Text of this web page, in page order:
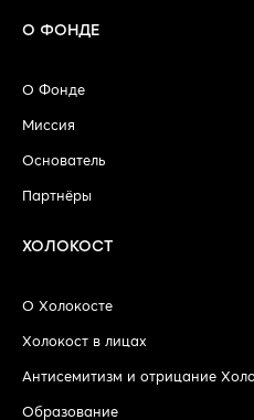
О ФОНДЕ
О Фонде
Миссия
Основатель
Партнёры
ХОЛОКОСТ
О Холокосте
Холокост в лицах
Антисемитизм и отрицание
Образование